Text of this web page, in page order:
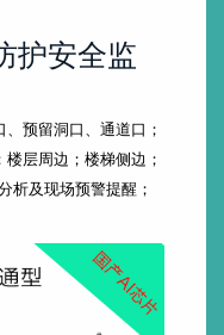
护安全监
、预留洞口、通道口；
楼层周边；楼梯侧边；
析及现场预警提醒；